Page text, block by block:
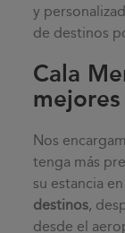
y
de destinos
Cala
Nos
tenga más
su estancia
destinos,
desde el